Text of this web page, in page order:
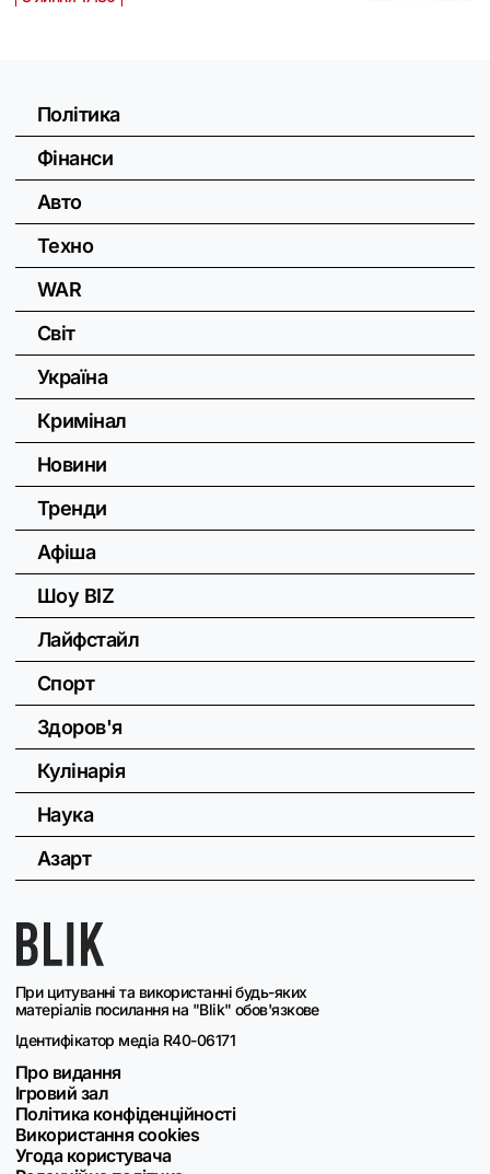
При цитуванні та використанні будь-яких
матеріалів посилання на "Blik" обов'язкове
Ідентифікатор медіа R40-06171
Про видання
Ігровий зал
Політика конфіденційності
Використання cookies
Угода користувача
Політика
Фінанси
Авто
Техно
WAR
Світ
Україна
Кримінал
Новини
Тренди
Афіша
Шоу BIZ
Лайфстайл
Спорт
Здоров'я
Кулінарія
Наука
Азарт